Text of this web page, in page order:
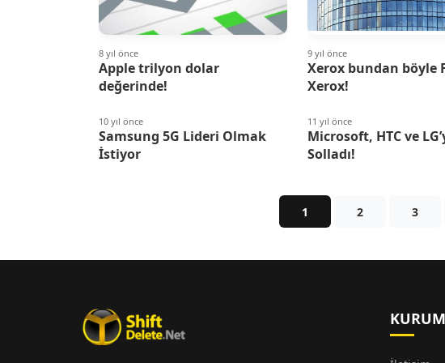
8 yıl önce
Apple trilyon dolar
değerinde!
9 yıl önce
Xerox bundan böyle
Xerox!
10 yıl önce
Samsung 5G Lideri Olmak
İstiyor
11 yıl önce
Microsoft, HTC ve
Solladı!
1 2 3